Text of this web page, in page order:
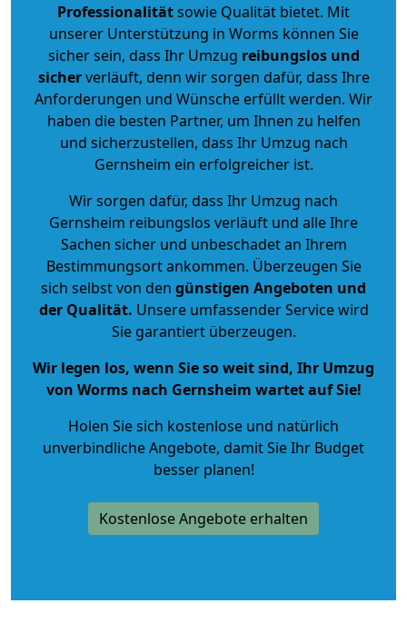
Professionalitätsowie Qualität bietet. Mit
unserer Unterstützung in Worms können Sie
sicher sein, dass Ihr Umzug reibungslos und
sicherverläuft, denn wir sorgen dafür, dass Ihre
Anforderungen und Wünsche erfüllt werden. Wir
haben die besten Partner, um Ihnen zu helfen
und sicherzustellen, dass Ihr Umzug nach
Gernsheim ein erfolgreicher ist.
Wir sorgen dafür, dass Ihr Umzug nach
Gernsheim reibungslos verläuft und alle Ihre
Sachen sicher und unbeschadet an Ihrem
Bestimmungsort ankommen. Überzeugen Sie
sich selbst von den günstigen Angeboten und
der Qualität. Unsere umfassender Service wird
Sie garantiert überzeugen.
Wir legen los, wenn Sie so weit sind, Ihr Umzug
von Worms nach Gernsheim wartet auf Sie!
Holen Sie sich kostenlose und natürlich
unverbindliche Angebote, damit Sie Ihr Budget
besser planen!
Kostenlose Angebote erhalten